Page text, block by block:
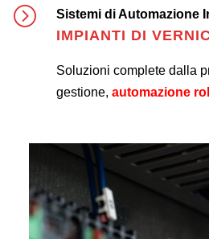
Sistemi di Automazione
IMPIANTI DI
Soluzioni complete dalla
gestione, automazione